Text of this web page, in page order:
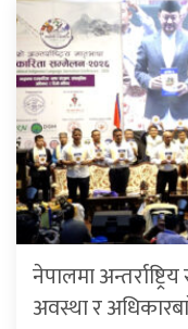
नेपालमा
अवस्था र